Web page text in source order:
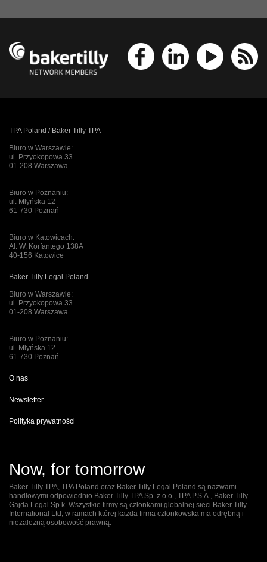
TPA Poland / Baker Tilly TPA
Biuro w Warszawie:
ul. Przyokopowa 33
01-208 Warszawa
Biuro w Poznaniu:
ul. Młyńska 12
61-730 Poznań
Biuro w Katowicach:
Al. W. Korfantego 138A
40-156 Katowice
Baker Tilly Legal Poland
Biuro w Warszawie:
ul. Przyokopowa 33
01-208 Warszawa
Biuro w Poznaniu:
ul. Młyńska 12
61-730 Poznań
O nas
Newsletter
Polityka prywatności
Now, for tomorrow
Baker Tilly TPA, TPA Poland oraz Baker Tilly Legal Poland są nazwami
handlowymi odpowiednio Baker Tilly TPA Sp. z o.o., TPA P.S.A., Baker Tilly
Gajda Legal Sp.k. Wszystkie firmy są członkami globalnej sieci Baker Tilly
International Ltd, w ramach której każda firma członkowska ma odrębną i
niezależną osobowość prawną.